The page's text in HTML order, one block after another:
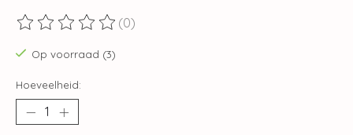
De beoordeling van dit product is
(0)
Op voorraad (3)
Hoeveelheid: